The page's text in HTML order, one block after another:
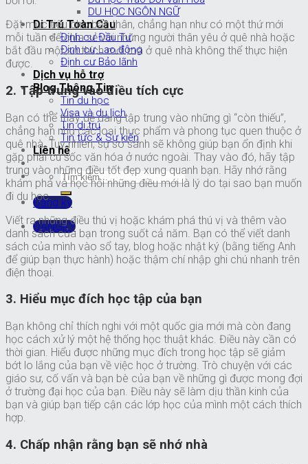
DU HỌC NGÔN NGỮ
Di Trú Toàn Cầu
Định cư Đầu Tư
Định cư Lao động
Định cư Bảo lãnh
Dịch vụ hỗ trợ
Blog Thông Tin
Tin du học
Visa và du lịch
Tin di trú
Tin tức & Sự kiện
Liên hệ
Đăng ký
ĐĂNGKÝ
Đặt mục tiêu cho bản thân, chẳng hạn như có một thứ mới
mỗi tuần để chia sẻ với những người thân yêu ở quê nhà hoặc
bắt đầu một sở thích mới mà ở quê nhà không thể thực hiện
được.
2. Tập trung vào điều tích cực
Bạn có thể thấy dễ dàng tập trung vào những gì “còn thiếu”,
chẳng hạn như các loại thực phẩm và phong tục quen thuộc ở
quê nhà. Tuy nhiên, sự so sánh sẽ không giúp bạn ổn định khi
gặp phải cú sốc văn hóa ở nước ngoài. Thay vào đó, hãy tập
trung vào những điều tốt đẹp xung quanh bạn. Hãy nhớ rằng
khám phá và học hỏi những điều mới là lý do tại sao bạn muốn
đi du học.
Viết ra những điều thú vị hoặc khám phá thú vị và thêm vào
danh sách của bạn trong suốt cả năm. Bạn có thể viết danh
sách của mình vào sổ tay, blog hoặc nhật ký (bằng tiếng Anh
để giúp bạn thực hành) hoặc thậm chí nhập ghi chú nhanh trên
điện thoại.
3. Hiểu mục đích học tập của bạn
Bạn không chỉ thích nghi với một quốc gia mới mà còn đang
học cách xử lý một hệ thống học thuật khác. Điều này cần có
thời gian. Hiểu được những mục đích trong học tập sẽ giảm
bớt lo lắng của bạn về việc học ở trường. Trò chuyện với các
giáo sư, cố vấn và bạn bè của bạn về những gì được mong đợi
ở trường đại học của bạn. Điều này sẽ làm dịu thần kinh của
bạn và giúp bạn tiếp cận các lớp học của mình một cách thích
hợp.
4. Chấp nhận rằng bạn sẽ nhớ nhà